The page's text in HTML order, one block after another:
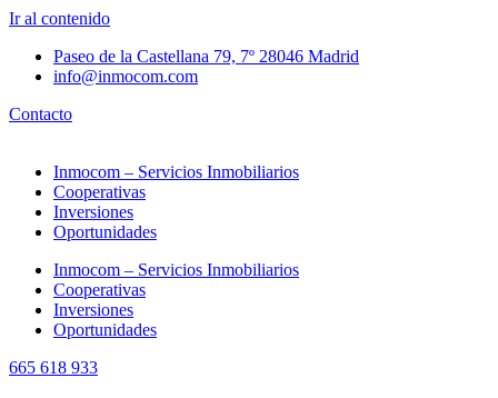
Ir al contenido
Paseo de la Castellana 79, 7º 28046 Madrid
info@inmocom.com
Contacto
Inmocom – Servicios Inmobiliarios
Cooperativas
Inversiones
Oportunidades
Inmocom – Servicios Inmobiliarios
Cooperativas
Inversiones
Oportunidades
665 618 933